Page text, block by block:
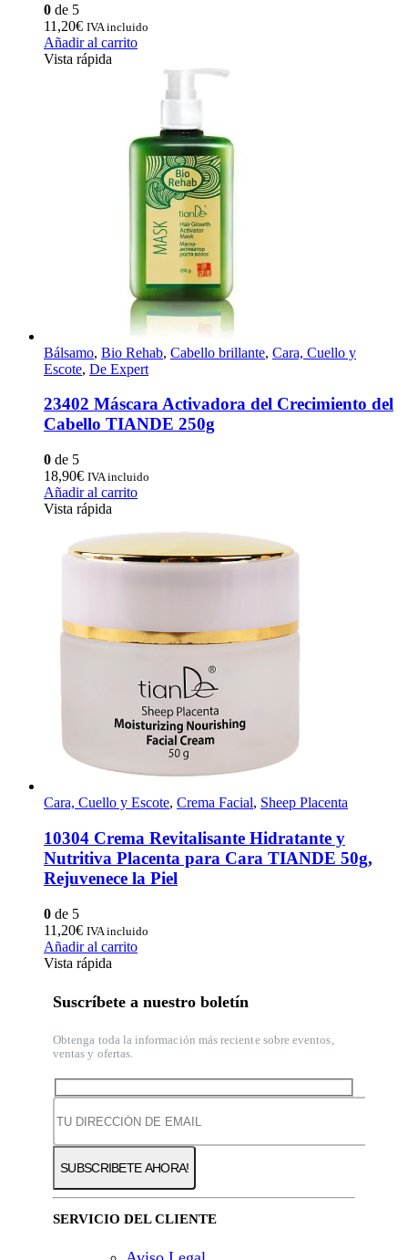
0 de 5
11,20€ IVA incluido
Añadir al carrito
Vista rápida
Bálsamo, Bio Rehab, Cabello brillante, Cara, Cuello y
Escote, De Expert
23402 Máscara Activadora del Crecimiento del
Cabello TIANDE 250g
0 de 5
18,90€ IVA incluido
Añadir al carrito
Vista rápida
Cara, Cuello y Escote, Crema Facial, Sheep Placenta
10304 Crema Revitalisante Hidratante y
Nutritiva Placenta para Cara TIANDE 50g,
Rejuvenece la Piel
0 de 5
11,20€ IVA incluido
Añadir al carrito
Vista rápida
Suscríbete a nuestro boletín
Obtenga toda la información más reciente sobre eventos,
ventas y ofertas.
SERVICIO DEL CLIENTE